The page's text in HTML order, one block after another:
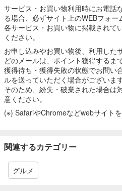
サービス・お買い物利用時にお電話
る場合、必ずサイト上のWEBフォー
各サービス・お買い物に掲載されて
ください。
お申し込みやお買い物後、利用した
どのメールは、ポイント獲得するま
獲得待ち・獲得失敗の状態でお問い
ルを送っていただく場合がございます
そのため、紛失・破棄された場合は
意ください。
(※) SafariやChromeなどwebサイト
関連するカテゴリー
グルメ